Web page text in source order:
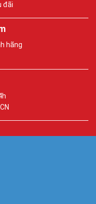
đãi
hãng